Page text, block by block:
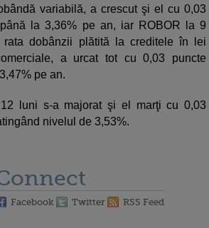
variabilă, a crescut şi el cu 0,03
la 3,36% pe an, iar ROBOR la 9
rata dobânzii plătită la creditele în lei
a urcat tot cu 0,03 puncte
pe an.
luni s-a majorat şi el marţi cu 0,03
nivelul de 3,53%.
Facebook Twitter RSS Feed